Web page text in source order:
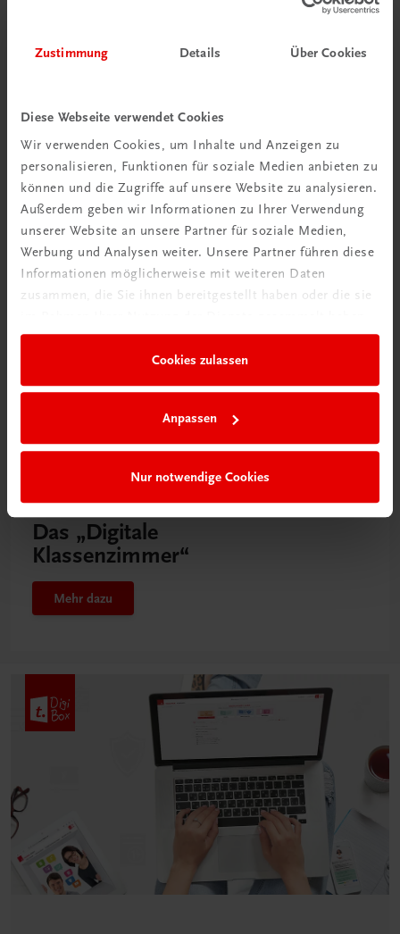
Zustimmung Details Über Cookies
Diese Webseite verwendet Cookies
Wir verwenden Cookies, um Inhalte und Anzeigen zu
personalisieren, Funktionen für soziale Medien anbieten zu
können und die Zugriffe auf unsere Website zu analysieren.
Außerdem geben wir Informationen zu Ihrer Verwendung
unserer Website an unsere Partner für soziale Medien,
Werbung und Analysen weiter. Unsere Partner führen diese
Informationen möglicherweise mit weiteren Daten
zusammen, die Sie ihnen bereitgestellt haben oder die sie
Cookies zulassen
Anpassen
Nur notwendige Cookies
Schon entdeckt?
Ratgeber Schulpraxis
Mehr dazu
Neu in der DigiBox
Das „Digitale
Klassenzimmer“
Mehr dazu